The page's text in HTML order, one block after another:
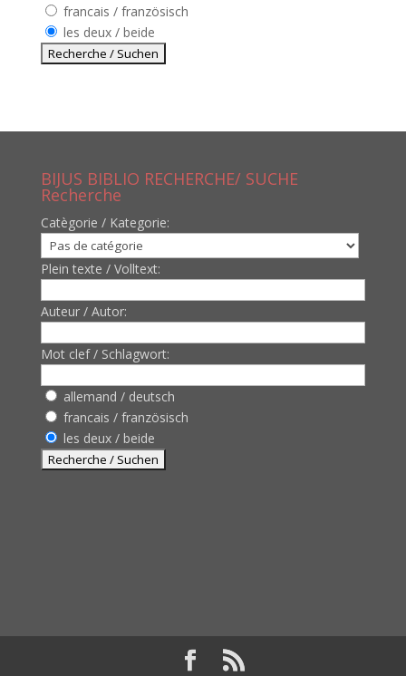
francais / französisch
les deux / beide
BIJUS BIBLIO RECHERCHE/ SUCHE
Recherche
Catègorie / Kategorie:
Plein texte / Volltext:
Auteur / Autor:
Mot clef / Schlagwort:
allemand / deutsch
francais / französisch
les deux / beide